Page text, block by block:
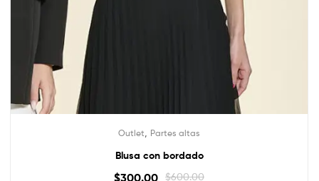
Outlet Partes altas
Blusa con bordado
$600.00
$300.00